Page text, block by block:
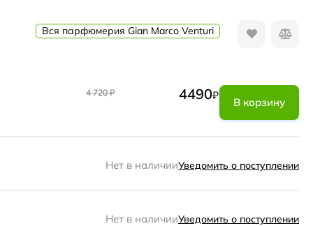
Вся парфюмерия Gian Marco Venturi
4 720₽ 4490₽
В корзину
Нет в наличииУведомить о поступлении
Нет в наличииУведомить о поступлении